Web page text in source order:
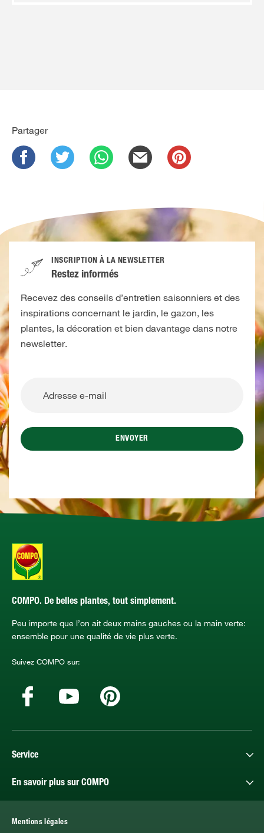
Partager
INSCRIPTION À LA NEWSLETTER
Restez informés
Recevez des conseils d’entretien saisonniers et des
inspirations concernant le jardin, le gazon, les
plantes, la décoration et bien davantage dans notre
newsletter.
ENVOYER
COMPO. De belles plantes, tout simplement.
Peu importe que l’on ait deux mains gauches ou la main verte:
ensemble pour une qualité de vie plus verte.
Suivez COMPO sur:
Service
En savoir plus sur COMPO
Mentions légales